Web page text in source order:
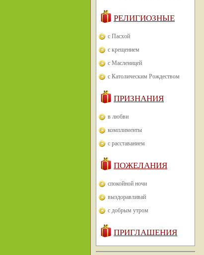
РЕЛИГИОЗНЫЕ
с Пасхой
с крещением
с Масленицей
с Католическим Рождеством
ПРИЗНАНИЯ
в любви
комплименты
с расставанием
ПОЖЕЛАНИЯ
спокойной ночи
выздоравливай
с добрым утром
ПРИГЛАШЕНИЯ